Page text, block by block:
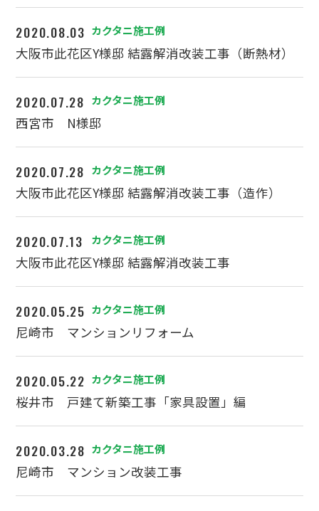
2020.08.03 カクタニ施工例
大阪市此花区Y様邸 結露解消改装工事（断熱材）
2020.07.28 カクタニ施工例
西宮市 N様邸
2020.07.28 カクタニ施工例
大阪市此花区Y様邸 結露解消改装工事（造作）
2020.07.13 カクタニ施工例
大阪市此花区Y様邸 結露解消改装工事
2020.05.25 カクタニ施工例
尼崎市 マンションリフォーム
2020.05.22 カクタニ施工例
桜井市 戸建て新築工事「家具設置」編
2020.03.28 カクタニ施工例
尼崎市 マンション改装工事